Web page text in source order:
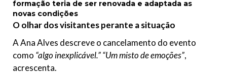
formação teria de ser renovada e adaptada as
novas condições
O olhar dos visitantes perante a situação
A Ana Alves descreve o cancelamento do evento
como “algo inexplicável.” “Um misto de emoções”,
acrescenta.